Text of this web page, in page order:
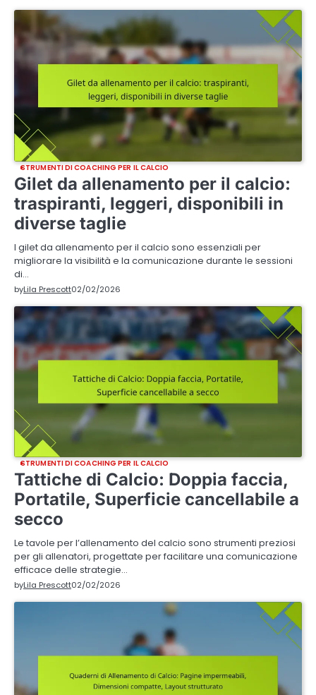
STRUMENTI DI COACHING PER IL CALCIO
Gilet da allenamento per il calcio:
traspiranti, leggeri, disponibili in
diverse taglie
I gilet da allenamento per il calcio sono essenziali per
migliorare la visibilità e la comunicazione durante le sessioni
di…
byLila Prescott02/02/2026
STRUMENTI DI COACHING PER IL CALCIO
Tattiche di Calcio: Doppia faccia,
Portatile, Superficie cancellabile a
secco
Le tavole per l’allenamento del calcio sono strumenti preziosi
per gli allenatori, progettate per facilitare una comunicazione
efficace delle strategie…
byLila Prescott02/02/2026